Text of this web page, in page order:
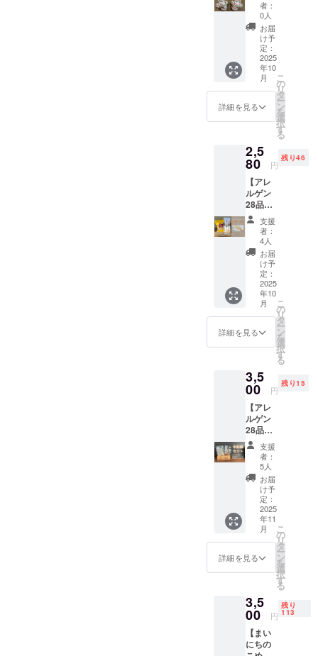
「原材
料及び
添加物
等の食
品表示
はお届
け商品
のラベ
ルに表
記され
は必ず
お届け
のリ
ターン
に貼付
された
ラベル
や注意
書きを
ご確認
くださ
い。」
＜アレ
ルゲン
含有リ
関する
「同
＞ 本製
品は原
材料に
アレル
ゲン28
品目を
使用し
ており
ません
が、ア
レルゲ
ン28品
目を使
用した
他製品
製造設
備を用
ており
ます。
そのた
めアレ
ルゲン
ンド・
オレン
ジ・キ
ウイフ
ルー
ツ・ご
ま・大
豆・バ
ナナ・
もも・
を含む
製品と
共通の
設備で
製造し
ていま
す。
「原材
料及び
添加物
等の食
品表示
はお届
け商品
のラベ
ルに表
記され
は必ず
お届け
のリ
ターン
に貼付
された
ラベル
や注意
書きを
ご確認
くださ
い。」
＜アレ
ルゲン
含有リ
関する
「同
＞ 本製
品は原
材料に
アレル
ゲン28
ジェ
ラート
２種に
ついて
・原材
料に含
まれる
アレル
ギー物
質（28
品目
使用し
ていま
せん
本品は
小麦・
そば・
卵・
乳・
アーモ
ンド・
オレン
ジ・キ
ウイフ
ルー
ツ・ご
ま・大
豆・バ
ご・ゼ
ラチン
を含む
製品と
共通の
設備で
製造し
ていま
す。
「原材
料及び
添加物
等の食
品表示
はお届
け商品
のラベ
商品開
封前に
は必ず
お届け
のリ
地：コ
コナッ
ツミル
ク（タ
イ）、
砂糖、
ブドウ
糖、こ
め油、
米粉
（米
産））
、有機
ココア
・添加
物：な
し ◎こ
めココ
ジェ
ラート
２種に
ついて
・原材
料に含
まれる
アレル
ギー物
質（28
品目
中）：
ていま
せん
本品は
小麦・
そば・
卵・
乳・
アーモ
ンド・
オレン
ジ・キ
ウイフ
ルー
ツ・ご
ま・大
豆・バ
ナナ・
ラチン
を含む
製品と
共通の
設備で
ジェ
ラート
（チョ
味）」
・サイ
ズ：約
フタ直
径
7.5cm
、カッ
ｃｍ ・
重量：
約
100g（
約90ml)
・保存
方法：
－18℃
以下・
原材
料、主
原料の
原産
地：コ
コナッ
ツミル
ク（タ
イ）、
砂糖、
糖、こ
め油、
米粉
（米
（国
産））
、有機
ココア
・添加
物：な
めココ
ジェ
ラート
２種に
ついて
・原材
料に含
まれる
ギー物
質（28
品目
中）：
使用し
原材
料、主
原料の
原産
地：コ
コナッ
ツミル
ク（タ
砂糖、
ブドウ
め油、
米粉
（米
（国
産））/
香料
「こめ
ココ
ジェ
ラート
（チョ
味）」
・サイ
ズ：約
フタ直
径
7.5cm
、カッ
ｃｍ ・
重量：
約
100g（
約90ml)
・保存
方法：
－18℃
以下・
原材
料、主
原料の
原産
地：コ
コナッ
ツミル
ク（タ
イ）、
砂糖、
糖、こ
め油、
米粉
（米
（国
ジェ
ラート
（バニ
味）」
・サイ
ズ：約
フタ直
7.5cm
、カッ
プ高さ5
重量：
約
100g（
約90ml)
・保存
方法：
－18℃
以下 ・
原材
料、主
原料の
原産
地：コ
コナッ
ツミル
イ）、
砂糖、
糖、こ
め油、
米粉
（米
（国
産））/
香料
「こめ
ココ
ジェ
ラート
（チョ
味）」
・サイ
ズ：約
フタ直
径
7.5cm
プ高さ5
ｃｍ ・
重量：
約
100g（
となる
お買い
得価格
です。
どうぞ
お試し
くださ
い。 ご
ただい
た後で
にご回
答をお
願いい
たしま
す。
「こめ
ココ
ジェ
ラート
（バニ
味）」
・サイ
ズ：約
フタ直
7.5cm
、カッ
プ高さ5
重量：
約
100g（
約90ml)
・保存
方法：
－18℃
以下 ・
原材
料、主
原料の
原産
地：コ
コナッ
ツミル
イ）、
砂糖、
糖、こ
め油、
米粉
（米
（国
産））/
だいた
企業・
団体さ
んのお
名前入
りの
メッ
セージ
画像を
弊社
カウン
トにて
インス
タグラ
ムに投
稿を行
いま
す。
メッ
セージ
は以下
から選
択でき
ます。
１「〇
レルゲ
ン28品
への取
組につ
いて三
和油脂
㈱を応
援して
いま
す！」
２「〇
〇は米
の消費
拡大へ
の取組
につい
て三和
を応援
してい
◎支援
時、備
考欄に
「社名
または
品まい
にちの
こめ油
の豆
シール
10枚
（直径
2.1cm)
がおま
けとし
ご支援
をいた
だいた
企業・
団体さ
んのお
名前入
りの
メッ
セージ
画像を
弊社
「さん
まる」
公式ア
カウン
トにて
稿を行
いま
す。
メッ
セージ
は以下
から選
択でき
ます。
１「〇
〇はア
レルゲ
ン28品
目不使
用食品
組につ
いて三
援して
いま
す！」
２「〇
〇は米
セット
+まいこ
め豆
シール
+SNS投
稿】 こ
めココ
ジェ
ラート
バニラ
味9個と
味9個の
18個
セット
を2025
年10月
にお届
けしま
す。お
まけと
して弊
社商品
まいに
ちのこ
め油の
紙パッ
クを図
案化し
ル10枚
（直径
2.1cm)
が付き
ます。
また、
ご支援
をいた
だいた
企業・
団体さ
んのお
名前入
りの
メッ
セージ
画像を
公式ア
カウン
トにて
インス
タグラ
者：
0人
お届
け予
定：
2025
年10
月
詳細を見る
こ
の
リ
タ
ー
ン
を
選
択
す
る
2,5
80 円
残り46
【アレ
ルゲン
28品目
不使用
お菓子
セット
☆まい
こめ豆
シール
付き】
アレル
ゲン28
品目を
使わず
に製造
された
種類、
こめ油
で揚げ
たさつ
まいも
チップ
ス1袋
と、さ
つまい
もと米
粉、米
ぬかパ
ウダー
で焼き
上げた
ワン
ちゃん
クッ
キー2袋
の詰合
せを提
供しま
支援
者：
4人
お届
け予
定：
2025
年10
月
詳細を見る
こ
の
リ
タ
ー
ン
を
選
択
す
る
3,5
00 円
残り15
【アレ
ルゲン
28品目
不使用
米粉麺6
玉セッ
ト☆ま
いこめ
豆シー
ル】 米
粉と馬
鈴薯で
んぷん
を材料
に米粉
麺の専
で製造
された
米粉麺
の詰合
せセッ
支援
者：
5人
お届
け予
定：
2025
年11
月
詳細を見る
こ
の
リ
タ
ー
ン
を
選
択
す
る
3,5
00 円
残り
113
【まい
にちの